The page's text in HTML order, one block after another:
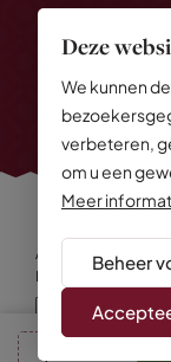
Deze
We kunnen
verbeteren,
om u een
Meer
Beheer
Alle rechten
Privacy Policy